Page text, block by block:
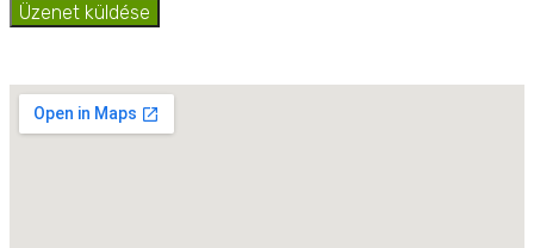
Üzenet küldése